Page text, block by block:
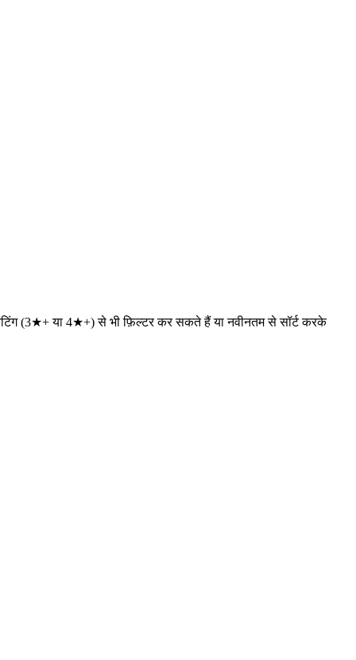
(3★+ या 4★+) से भी फ़िल्टर कर सकते हैं या नवीनतम से सॉर्ट करके